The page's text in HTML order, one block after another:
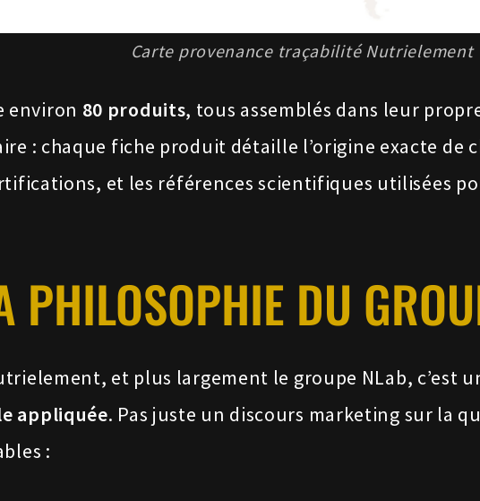
Carte provenance traçabilité Nutrielement
environ 80 produits, tous assemblés dans leur
: chaque fiche produit détaille l’origine exacte de
et les références scientifiques utilisées
PHILOSOPHIE DU
et plus largement le groupe NLab, c’est
appliquée. Pas juste un discours marketing sur la
: